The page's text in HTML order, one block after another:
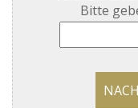
Bitte